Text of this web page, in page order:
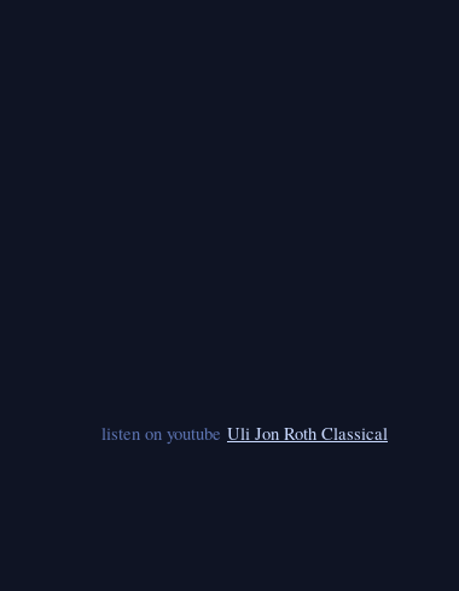
listen on youtube Uli Jon Roth Classical